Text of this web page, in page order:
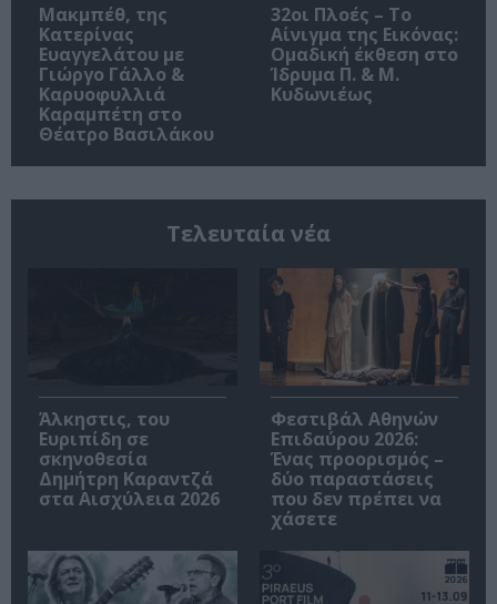
Μακμπέθ, της
Κατερίνας
Ευαγγελάτου με
Γιώργο Γάλλο &
Καρυοφυλλιά
Καραμπέτη στο
Θέατρο Βασιλάκου
32οι Πλοές – Το
Αίνιγμα της Εικόνας:
Ομαδική έκθεση στο
Ίδρυμα Π. & Μ.
Κυδωνιέως
Τελευταία νέα
Άλκηστις, του
Ευριπίδη σε
σκηνοθεσία
Δημήτρη Καραντζά
στα Αισχύλεια 2026
Φεστιβάλ Αθηνών
Επιδαύρου 2026:
Ένας προορισμός –
δύο παραστάσεις
που δεν πρέπει να
χάσετε